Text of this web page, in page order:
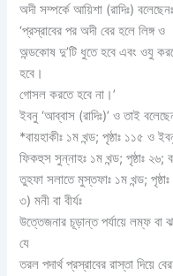
অদী সম্পর্কে আয়িশা (রাদিঃ) বলেছেনঃ
‘প্রস্রাবের পর অদী বের হলে লিঙ্গ ও
অন্ডকোষ দু’টি ধুতে হবে এবং ওযু
হবে।
গোসল করতে হবে না।’
ইবনু ‘আব্বাস (রাদিঃ)’ ও তাই
*বায়হাকীঃ ১ম খন্ড; পৃষ্ঠাঃ ১১৫ ও
ফিকহুস সুন্নাহঃ ১ম খন্ড; পৃষ্ঠাঃ ২৬;
তুহফা সলাতে মুস্তফাঃ ১ম খন্ড;
৩) মনী বা বীর্যঃ
উত্তেজনার চূড়ান্ত পর্যায়ে লম্ফ বা
যে
তরল পদার্থ প্রস্রাবের রাস্তা দিয়ে